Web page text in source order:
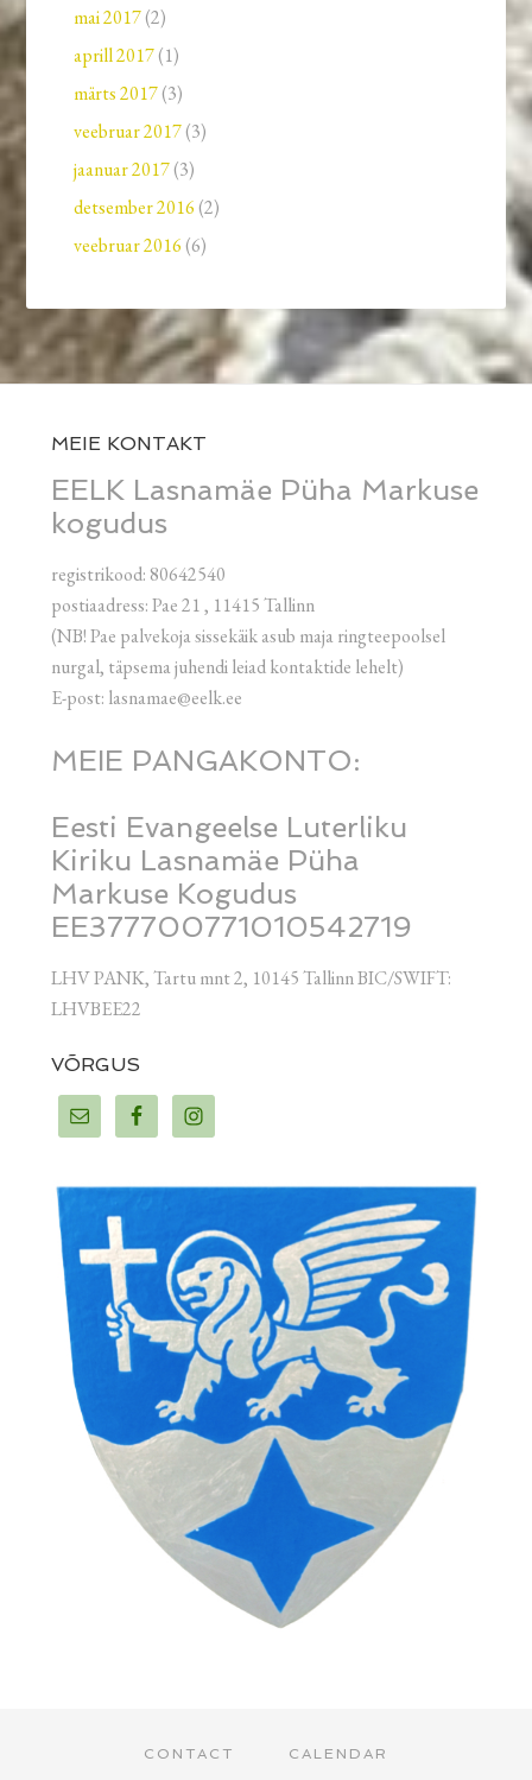
mai 2017(2)
aprill 2017(1)
märts 2017(3)
veebruar 2017(3)
jaanuar 2017(3)
detsember 2016 (2)
veebruar 2016 (6)
MEIE KONTAKT
EELK Lasnamäe Püha Markuse
kogudus
registrikood: 80642540
postiaadress: Pae 21 , 11415 Tallinn
(NB! Pae palvekoja sissekäik asub maja ringteepoolsel
nurgal, täpsema juhendi leiad kontaktide lehelt)
E-post: lasnamae@eelk.ee
MEIE PANGAKONTO:
Eesti Evangeelse Luterliku
Kiriku Lasnamäe Püha
Markuse Kogudus
EE377700771010542719
LHV PANK, Tartu mnt 2, 10145 Tallinn BIC/SWIFT:
LHVBEE22
VÕRGUS
CONTACT CALENDAR